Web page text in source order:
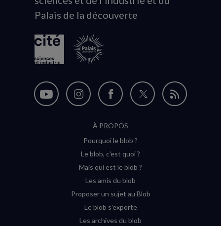
logo
Palais de la découverte
Nous
Nous
Instagram
(nouvelle
Nous
sur
Facebook
(nouvelle
Nous
Flux
À PROPOS
Pourquoi le blob ?
Le blob, c'est quoi ?
Mais qui est le blob ?
Les amis du blob
Proposer un sujet au Blob
Le blob s'exporte
Les archives du blob